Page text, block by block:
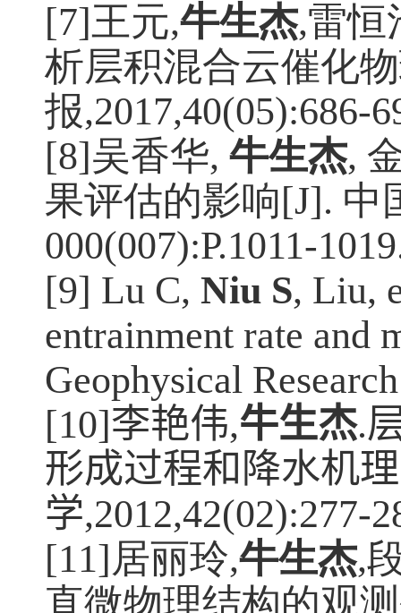
[7]王元,牛生杰,雷恒
析层积混合云催化
报,2017,40(05):686-
[8]吴香华, 牛生杰,
果评估的影响[J]. 中
000(007):P.1011-
[9] Lu C, Niu S, Liu,
entrainment rate and
Geophysical
[10]李艳伟,牛生杰.
形成过程和降水机理
学,2012,42(02):277-
[11]居丽玲,牛生杰,
直微物理结构的观